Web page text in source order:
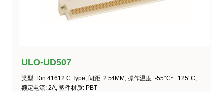
ULO-UD507
类型: Din 41612 C Type, 间距: 2.54MM, 操作温度: -55°C~+125°C,
额定电流: 2A, 塑件材质: PBT